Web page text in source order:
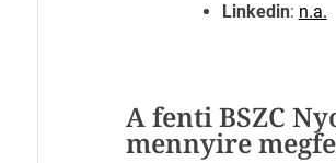
Linkedin: n.a.
A fenti BSZC
mennyire